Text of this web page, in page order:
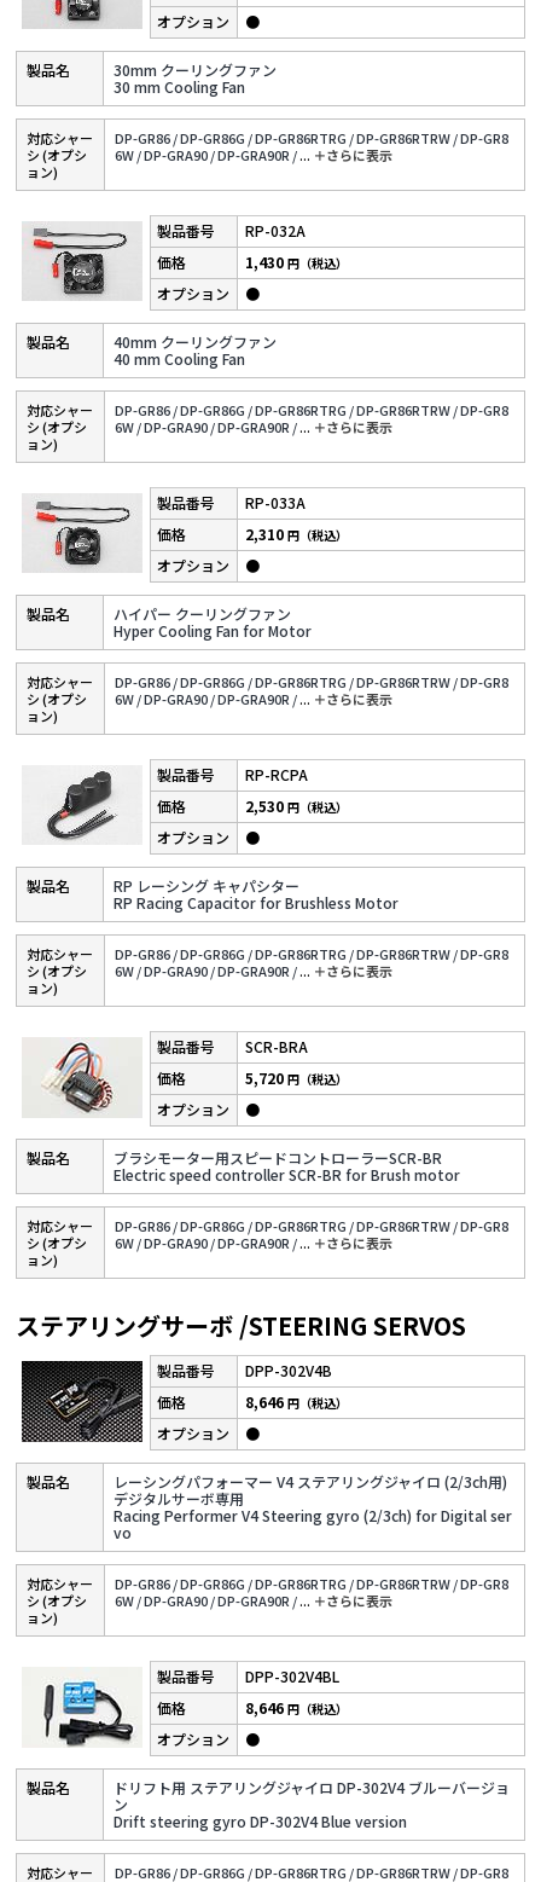
30mm クーリングファン
30 mm Cooling Fan
●
対応シャー
シ (オプシ
ョン)
DP-GR86 /DP-GR86G /DP-GR86RTRG /DP-GR86RTRW /DP-GR8
6W /DP-GRA90 /DP-GRA90R /... ＋さらに表⽰
RP-032A
40mm クーリングファン
40 mm Cooling Fan
1,430円（税込）
●
対応シャー
シ (オプシ
ョン)
DP-GR86 /DP-GR86G /DP-GR86RTRG /DP-GR86RTRW /DP-GR8
6W /DP-GRA90 /DP-GRA90R /... ＋さらに表⽰
RP-033A
ハイパー クーリングファン
Hyper Cooling Fan for Motor
2,310円（税込）
●
対応シャー
シ (オプシ
ョン)
DP-GR86 /DP-GR86G /DP-GR86RTRG /DP-GR86RTRW /DP-GR8
6W /DP-GRA90 /DP-GRA90R /... ＋さらに表⽰
RP-RCPA
RP レーシング キャパシター
RP Racing Capacitor for Brushless Motor
2,530円（税込）
●
対応シャー
シ (オプシ
ョン)
DP-GR86 /DP-GR86G /DP-GR86RTRG /DP-GR86RTRW /DP-GR8
6W /DP-GRA90 /DP-GRA90R /... ＋さらに表⽰
SCR-BRA
ブラシモーター用スピードコントローラーSCR-BR
Electric speed controller SCR-BR for Brush motor
5,720円（税込）
●
対応シャー
シ (オプシ
ョン)
DP-GR86 /DP-GR86G /DP-GR86RTRG /DP-GR86RTRW /DP-GR8
6W /DP-GRA90 /DP-GRA90R /... ＋さらに表⽰
ステアリングサーボ /STEERING SERVOS
DPP-302V4B
レーシングパフォーマー V4 ステアリングジャイロ (2/3ch用)
デジタルサーボ専用
Racing Performer V4 Steering gyro (2/3ch) for Digital ser
vo
8,646円（税込）
●
対応シャー
シ (オプシ
ョン)
DP-GR86 /DP-GR86G /DP-GR86RTRG /DP-GR86RTRW /DP-GR8
6W /DP-GRA90 /DP-GRA90R /... ＋さらに表⽰
DPP-302V4BL
ドリフト用 ステアリングジャイロ DP-302V4 ブルーバージョ
ン
Drift steering gyro DP-302V4 Blue version
8,646円（税込）
●
対応シャー
DP-GR86 /DP-GR86G /DP-GR86RTRG /DP-GR86RTRW /DP-GR8